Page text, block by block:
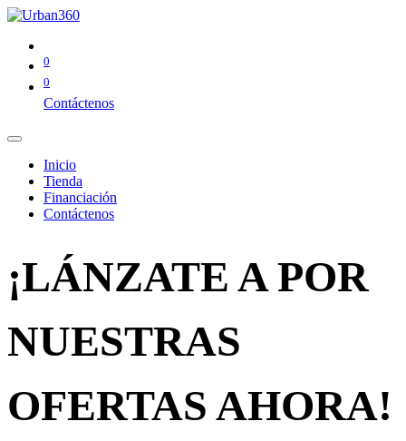
0
0
Contáctenos
Inicio
Tienda
Financiación
Contáctenos
¡LÁNZATE A POR
NUESTRAS
OFERTAS AHORA!